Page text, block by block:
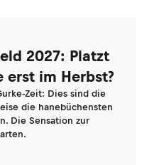
2027: Platzt
erst im Herbst?
Zeit: Dies sind die
die hanebüchensten
Die Sensation zur